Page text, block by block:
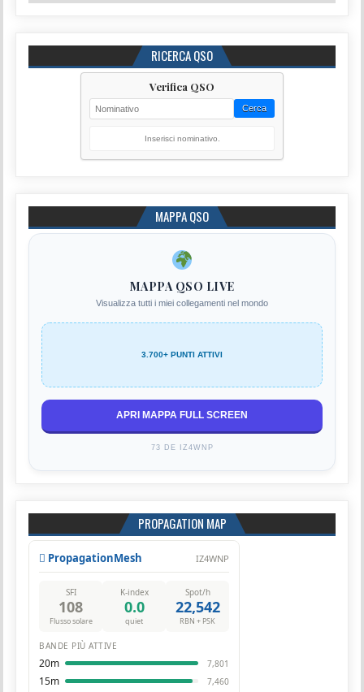
RICERCA QSO
Verifica QSO
Cerca
Inserisci nominativo.
MAPPA QSO
MAPPA QSO LIVE
Visualizza tutti i miei collegamenti nel mondo
3.700+ PUNTI ATTIVI
APRI MAPPA FULL SCREEN
73 DE IZ4WNP
PROPAGATION MAP